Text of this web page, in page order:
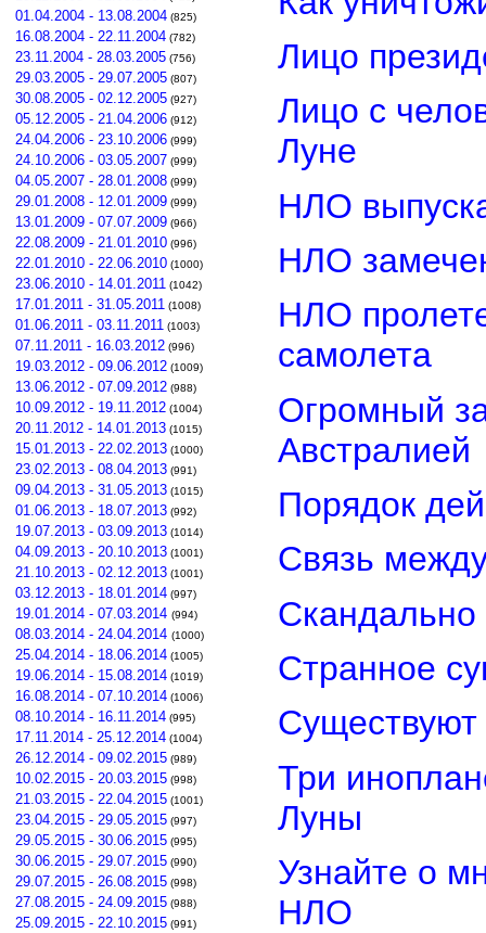
01.04.2004 - 13.08.2004 (825)
16.08.2004 - 22.11.2004 (782)
23.11.2004 - 28.03.2005 (756)
29.03.2005 - 29.07.2005 (807)
30.08.2005 - 02.12.2005 (927)
05.12.2005 - 21.04.2006 (912)
24.04.2006 - 23.10.2006 (999)
24.10.2006 - 03.05.2007 (999)
04.05.2007 - 28.01.2008 (999)
29.01.2008 - 12.01.2009 (999)
13.01.2009 - 07.07.2009 (966)
22.08.2009 - 21.01.2010 (996)
22.01.2010 - 22.06.2010 (1000)
23.06.2010 - 14.01.2011 (1042)
17.01.2011 - 31.05.2011 (1008)
01.06.2011 - 03.11.2011 (1003)
07.11.2011 - 16.03.2012 (996)
19.03.2012 - 09.06.2012 (1009)
13.06.2012 - 07.09.2012 (988)
10.09.2012 - 19.11.2012 (1004)
20.11.2012 - 14.01.2013 (1015)
15.01.2013 - 22.02.2013 (1000)
23.02.2013 - 08.04.2013 (991)
09.04.2013 - 31.05.2013 (1015)
01.06.2013 - 18.07.2013 (992)
19.07.2013 - 03.09.2013 (1014)
04.09.2013 - 20.10.2013 (1001)
21.10.2013 - 02.12.2013 (1001)
03.12.2013 - 18.01.2014 (997)
19.01.2014 - 07.03.2014 (994)
08.03.2014 - 24.04.2014 (1000)
25.04.2014 - 18.06.2014 (1005)
19.06.2014 - 15.08.2014 (1019)
16.08.2014 - 07.10.2014 (1006)
08.10.2014 - 16.11.2014 (995)
17.11.2014 - 25.12.2014 (1004)
26.12.2014 - 09.02.2015 (989)
10.02.2015 - 20.03.2015 (998)
21.03.2015 - 22.04.2015 (1001)
23.04.2015 - 29.05.2015 (997)
29.05.2015 - 30.06.2015 (995)
30.06.2015 - 29.07.2015 (990)
29.07.2015 - 26.08.2015 (998)
27.08.2015 - 24.09.2015 (988)
25.09.2015 - 22.10.2015 (991)
Лицо
Лицо с
Луне
НЛО
НЛО
НЛО
самолета
Огромный
Австралией
Порядок
Связь
Странное
Три
Луны
Узнайте о
НЛО